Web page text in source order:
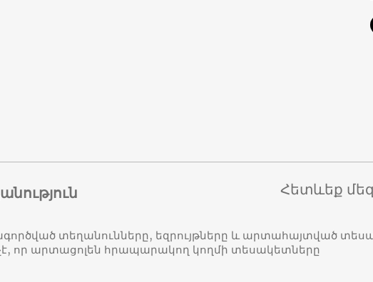
Հետևեք մեզ
տեղանունները, եզրույթները և արտահայտված
որ արտացոլեն հրապարակող կողմի տեսակետները